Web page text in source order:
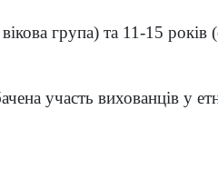
група) та 11-15 років
участь вихованців у